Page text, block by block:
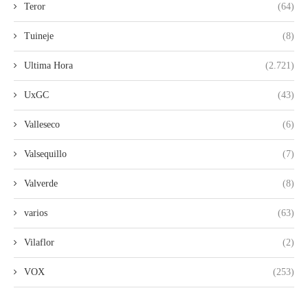
Teror (64)
Tuineje (8)
Ultima Hora (2.721)
UxGC (43)
Valleseco (6)
Valsequillo (7)
Valverde (8)
varios (63)
Vilaflor (2)
VOX (253)